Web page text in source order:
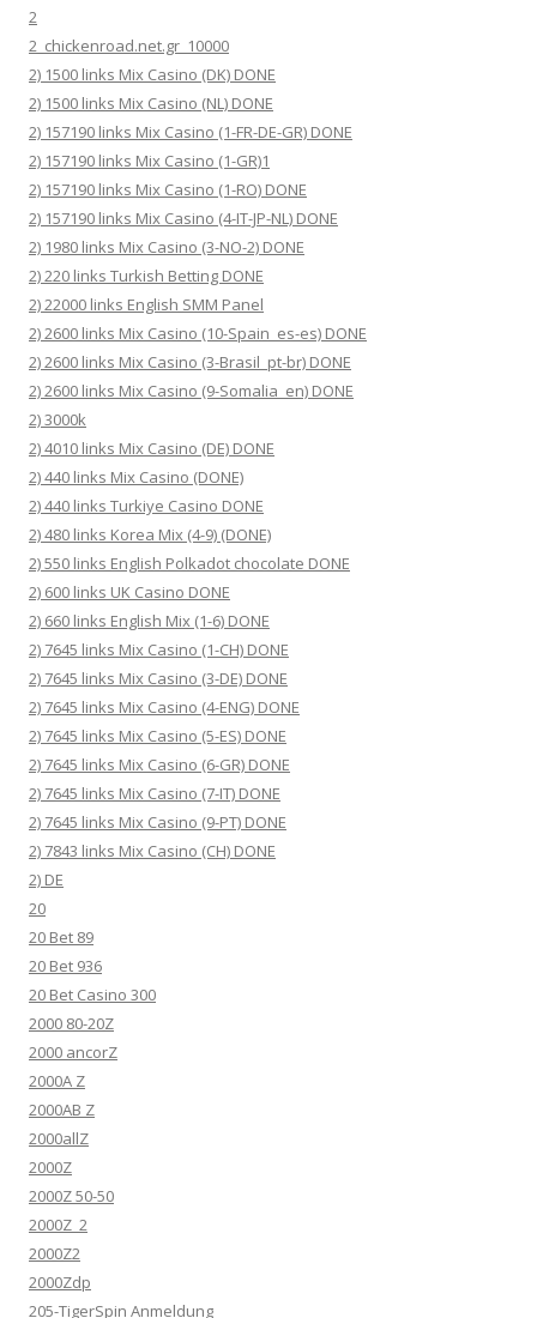
2
2_chickenroad.net.gr_10000
2) 1500 links Mix Casino (DK) DONE
2) 1500 links Mix Casino (NL) DONE
2) 157190 links Mix Casino (1-FR-DE-GR) DONE
2) 157190 links Mix Casino (1-GR)1
2) 157190 links Mix Casino (1-RO) DONE
2) 157190 links Mix Casino (4-IT-JP-NL) DONE
2) 1980 links Mix Casino (3-NO-2) DONE
2) 220 links Turkish Betting DONE
2) 22000 links English SMM Panel
2) 2600 links Mix Casino (10-Spain_es-es) DONE
2) 2600 links Mix Casino (3-Brasil_pt-br) DONE
2) 2600 links Mix Casino (9-Somalia_en) DONE
2) 3000k
2) 4010 links Mix Casino (DE) DONE
2) 440 links Mix Casino (DONE)
2) 440 links Turkiye Casino DONE
2) 480 links Korea Mix (4-9) (DONE)
2) 550 links English Polkadot chocolate DONE
2) 600 links UK Casino DONE
2) 660 links English Mix (1-6) DONE
2) 7645 links Mix Casino (1-CH) DONE
2) 7645 links Mix Casino (3-DE) DONE
2) 7645 links Mix Casino (4-ENG) DONE
2) 7645 links Mix Casino (5-ES) DONE
2) 7645 links Mix Casino (6-GR) DONE
2) 7645 links Mix Casino (7-IT) DONE
2) 7645 links Mix Casino (9-PT) DONE
2) 7843 links Mix Casino (CH) DONE
2) DE
20
20 Bet 89
20 Bet 936
20 Bet Casino 300
2000 80-20Z
2000 ancorZ
2000A Z
2000AB Z
2000allZ
2000Z
2000Z 50-50
2000Z_2
2000Z2
2000Zdp
205-TigerSpin Anmeldung